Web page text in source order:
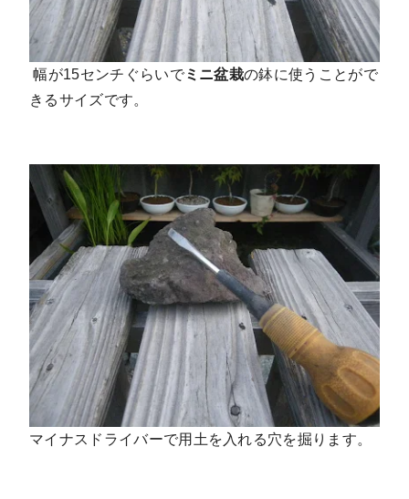
幅が15センチぐらいでミニ盆栽の鉢に使うことがで
きるサイズです。
マイナスドライバーで用土を入れる穴を掘ります。